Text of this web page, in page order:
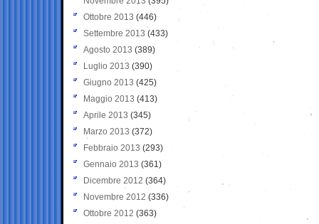
Ottobre 2013 (446)
Settembre 2013 (433)
Agosto 2013 (389)
Luglio 2013 (390)
Giugno 2013 (425)
Maggio 2013 (413)
Aprile 2013 (345)
Marzo 2013 (372)
Febbraio 2013 (293)
Gennaio 2013 (361)
Dicembre 2012 (364)
Novembre 2012 (336)
Ottobre 2012 (363)